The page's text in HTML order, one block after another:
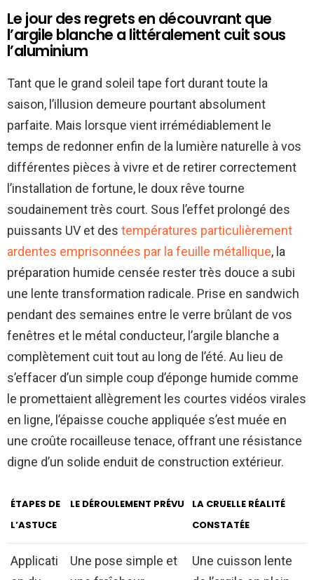
Le jour des regrets en découvrant que
l’argile blanche a littéralement cuit sous
l’aluminium
Tant que le grand soleil tape fort durant toute la
saison, l’illusion demeure pourtant absolument
parfaite. Mais lorsque vient irrémédiablement le
temps de redonner enfin de la lumière naturelle à vos
différentes pièces à vivre et de retirer correctement
l’installation de fortune, le doux rêve tourne
soudainement très court. Sous l’effet prolongé des
puissants UV et des températures particulièrement
ardentes emprisonnées par la feuille métallique, la
préparation humide censée rester très douce a subi
une lente transformation radicale. Prise en sandwich
pendant des semaines entre le verre brûlant de vos
fenêtres et le métal conducteur, l’argile blanche a
complètement cuit tout au long de l’été. Au lieu de
s’effacer d’un simple coup d’éponge humide comme
le promettaient allègrement les courtes vidéos virales
en ligne, l’épaisse couche appliquée s’est muée en
une croûte rocailleuse tenace, offrant une résistance
digne d’un solide enduit de construction extérieur.
ÉTAPES DE
L’ASTUCE
LE DÉROULEMENT PRÉVU
LA CRUELLE RÉALITÉ
CONSTATÉE
Applicati
Une pose simple et
Une cuisson lente